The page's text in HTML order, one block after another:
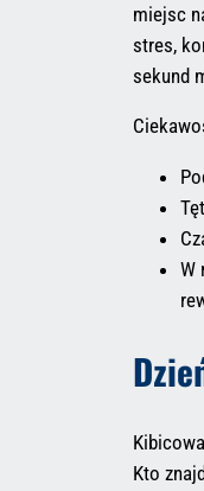
miejsc
stres,
sekund
W
Kto